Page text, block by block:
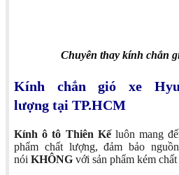
Chuyên thay kính chắn
Kính chắn gió xe
lượng tại TP.HCM
Kính ô tô Thiên Kếluôn mang
phẩm chất lượng, đảm bảo
nói KHÔNG với sản phẩm kém